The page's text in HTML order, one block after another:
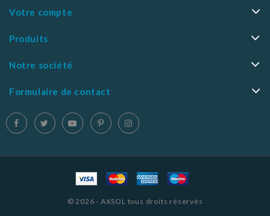
Votre compte
Produits
Notre société
Formulaire de contact
© 2026 - AXSOL tous droits réservés